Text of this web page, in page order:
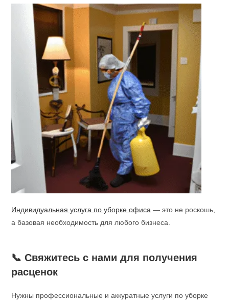
Индивидуальная услуга по уборке офиса — это не роскошь,
а базовая необходимость для любого бизнеса.
📞 Свяжитесь с нами для получения
расценок
Нужны профессиональные и аккуратные услуги по уборке